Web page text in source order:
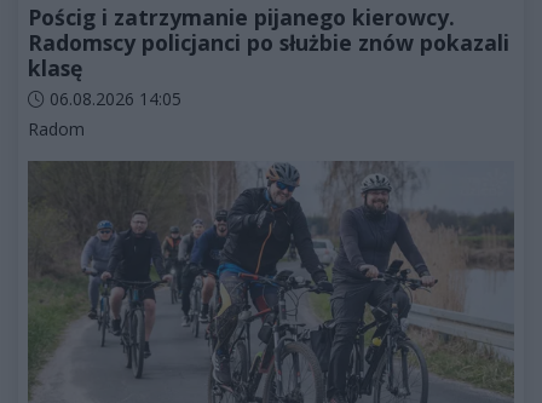
Pościg i zatrzymanie pijanego kierowcy.
Radomscy policjanci po służbie znów pokazali
klasę
Data dodania artykułu:
06.08.2026 14:05
Kategorie artykułu:
Radom